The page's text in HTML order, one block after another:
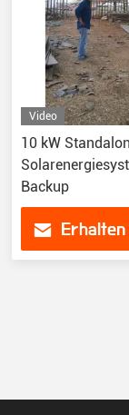
Video
10 kW
Backup